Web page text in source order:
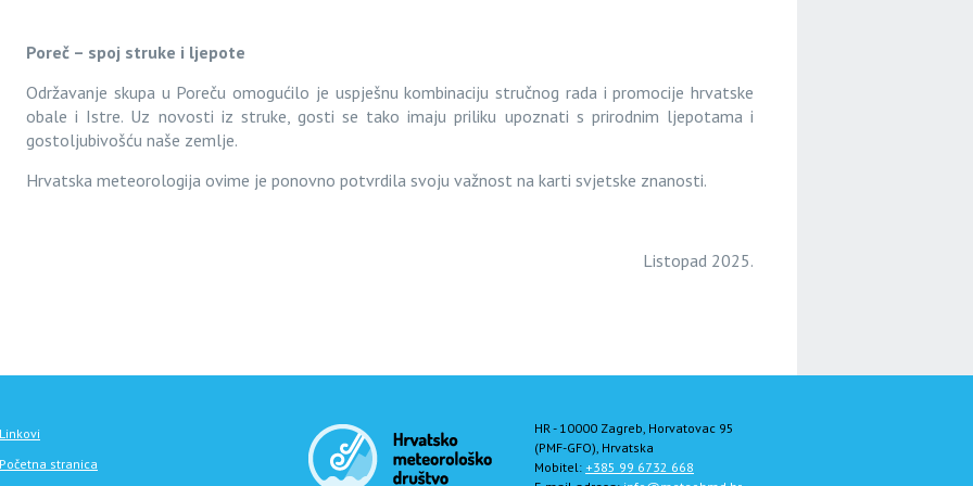
Poreč – spoj struke i ljepote
Održavanje skupa u Poreču omogućilo je uspješnu kombinaciju stručnog rada i promocije hrvatske
obale i Istre. Uz novosti iz struke, gosti se tako imaju priliku upoznati s prirodnim ljepotama i
gostoljubivošću naše zemlje.
Hrvatska meteorologija ovime je ponovno potvrdila svoju važnost na karti svjetske znanosti.
Listopad 2025.
Linkovi
Početna stranica
HR - 10000 Zagreb, Horvatovac 95
(PMF-GFO), Hrvatska
Mobitel: +385 99 6732 668